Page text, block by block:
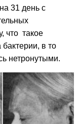
31 день с
что такое
бактерии, в то
нетронутыми.